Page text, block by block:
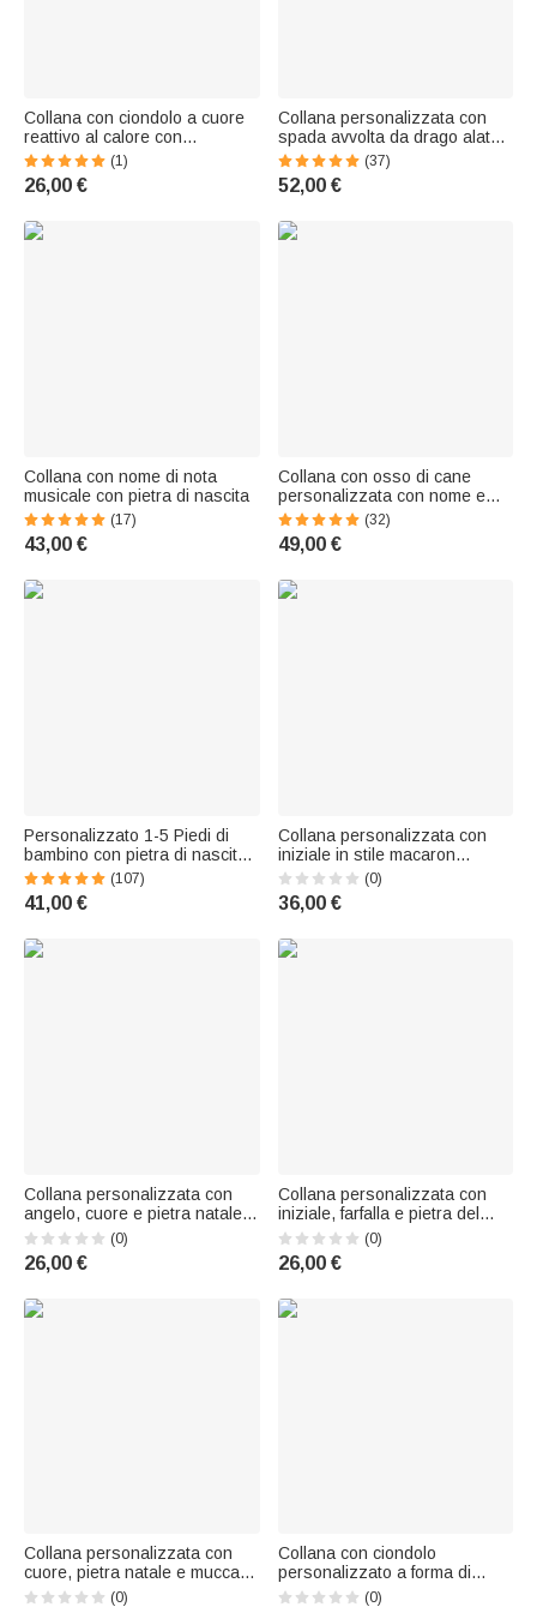
Collana con ciondolo a cuore
reattivo al calore con
costellazione di pietre di
nascita personalizzata Regalo
di compleanno per le donne in
Mamma
(1)
26,00 €
Collana personalizzata con
spada avvolta da drago alato
e pietra di nascita Croce
gotica Ciondolo Gioielli Regalo
di compleanno per gli amanti
(37)
52,00 €
Collana con nome di nota
musicale con pietra di nascita
(17)
43,00 €
Collana con osso di cane
personalizzata con nome e
zampa 1-8 e pietra di nascita
(32)
49,00 €
Personalizzato 1-5 Piedi di
bambino con pietra di nascita
Collana in argento sterling
Festa della mamma Giorno del
Ringraziamento Gioielli regalo
(107)
41,00 €
Collana personalizzata con
iniziale in stile macaron
multicolore e pietra
portafortuna: regalo di
compleanno o anniversario
(0)
36,00 €
Collana personalizzata con
angelo, cuore e pietra natale,
con nome – Gioiello
commemorativo – Regalo per
l'anniversario per mamma,
(0)
26,00 €
Collana personalizzata con
iniziale, farfalla e pietra del
mese: regalo di compleanno,
anniversario o matrimonio per
damigella d'onore, fidanzata o
(0)
26,00 €
Collana personalizzata con
cuore, pietra natale e mucca
delle Highlands con nome –
(0)
Collana con ciondolo
personalizzato a forma di
cuore con rosa e pietra
(0)